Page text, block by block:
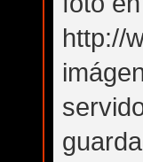
http://